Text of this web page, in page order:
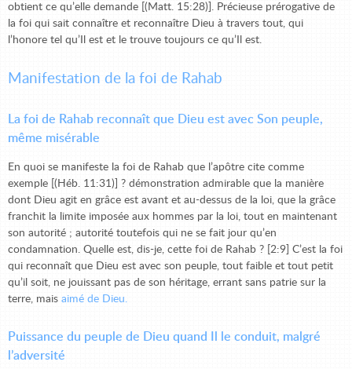
obtient ce qu’elle demande [(Matt. 15:28)]. Précieuse prérogative de
la foi qui sait connaître et reconnaître Dieu à travers tout, qui
l’honore tel qu’Il est et le trouve toujours ce qu’Il est.
Manifestation de la foi de Rahab
La foi de Rahab reconnaît que Dieu est avec Son peuple,
même misérable
En quoi se manifeste la foi de Rahab que l’apôtre cite comme
exemple [(Héb. 11:31)] ? démonstration admirable que la manière
dont Dieu agit en grâce est avant et au-dessus de la loi, que la grâce
franchit la limite imposée aux hommes par la loi, tout en maintenant
son autorité ; autorité toutefois qui ne se fait jour qu’en
condamnation. Quelle est, dis-je, cette foi de Rahab ? [2:9] C’est la foi
qui reconnaît que Dieu est avec son peuple, tout faible et tout petit
qu’il soit, ne jouissant pas de son héritage, errant sans patrie sur la
terre, mais aimé de Dieu.
Puissance du peuple de Dieu quand Il le conduit, malgré
l’adversité